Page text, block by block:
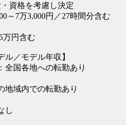
資格を考慮し決定
～7万3,000円／27時間分含む
万円含む
ル／モデル年収】
全国各地への転勤あり
地域内での転勤あり
し